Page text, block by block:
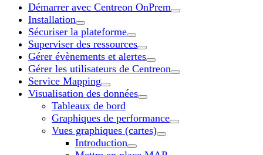
Démarrer avec Centreon OnPrem
Installation
Sécuriser la plateforme
Superviser des ressources
Gérer évènements et alertes
Gérer les utilisateurs de Centreon
Service Mapping
Visualisation des données
Tableaux de bord
Graphiques de performance
Vues graphiques (cartes)
Introduction